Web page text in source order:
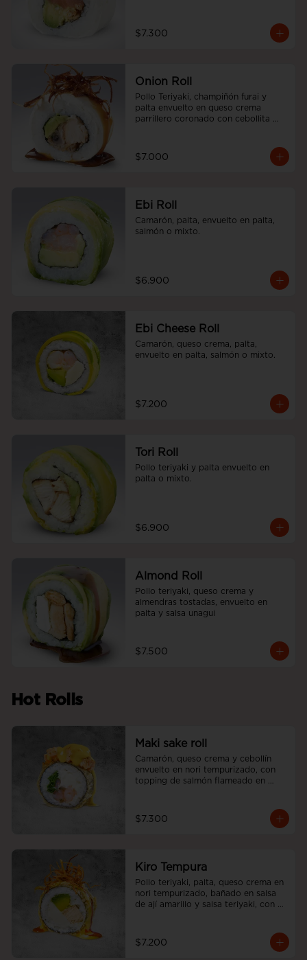
$7.300
Onion Roll
Pollo Teriyaki, champiñón furai y
palta envuelto en queso crema
parrillero coronado con cebollita
$7.000
Ebi Roll
Camarón, palta, envuelto en palta,
salmón o mixto.
$6.900
Ebi Cheese Roll
Camarón, queso crema, palta,
envuelto en palta, salmón o mixto.
$7.200
Tori Roll
Pollo teriyaki y palta envuelto en
palta o mixto.
$6.900
Almond Roll
Pollo teriyaki, queso crema y
almendras tostadas, envuelto en
palta y salsa unagui
$7.500
Hot Rolls
Maki sake roll
Camarón, queso crema y cebollín
envuelto en nori tempurizado, con
topping de salmón flameado en
$7.300
Kiro Tempura
Pollo teriyaki, palta, queso crema en
nori tempurizado, bañado en salsa
de ají amarillo y salsa teriyaki, con
$7.200